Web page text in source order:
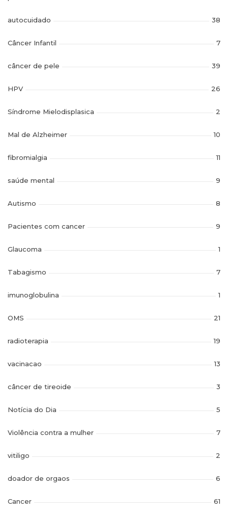
autocuidado 38
Câncer Infantil 7
câncer de pele 39
HPV 26
Síndrome Mielodisplasica 2
Mal de Alzheimer 10
fibromialgia 11
saúde mental 9
Autismo 8
Pacientes com cancer 9
Glaucoma 1
Tabagismo 7
imunoglobulina 1
OMS 21
radioterapia 19
vacinacao 13
câncer de tireoide 3
Notícia do Dia 5
Violência contra a mulher 7
vitiligo 2
doador de orgaos 6
Cancer 61